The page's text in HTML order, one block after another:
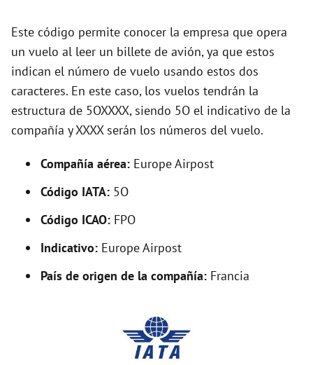
e
o
Este código permite conocer la empresa que opera
un vuelo al leer un billete de avión, ya que estos
indican el número de vuelo usando estos dos
caracteres. En este caso, los vuelos tendrán la
estructura de 5OXXXX, siendo 5O el indicativo de la
compañía y XXXX serán los números del vuelo.
Compañía aérea: Europe Airpost
Código IATA: 5O
Código ICAO: FPO
Indicativo: Europe Airpost
País de origen de la compañía: Francia